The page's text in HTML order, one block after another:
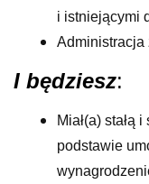
i istniejącymi
Administracja
I będziesz:
Miał(a) stałą
podstawie